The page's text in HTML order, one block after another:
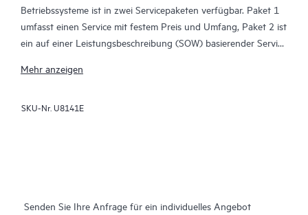
Betriebssysteme ist in zwei Servicepaketen verfügbar. Paket 1
umfasst einen Service mit festem Preis und Umfang, Paket 2 ist
ein auf einer Leistungsbeschreibung (SOW) basierender Service
Inbetriebnahmeaktivitäten vor Ort zur Unterstützung der unter
einschließlich der Konfiguration der
Mehr anzeigen
SKU-Nr. U8141E
Senden Sie Ihre Anfrage für ein individuelles Angebot